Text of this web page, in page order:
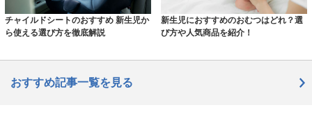
チャイルドシートのおすすめ 新生児か
ら使える選び方を徹底解説
新生児におすすめのおむつはどれ？選
び方や人気商品を紹介！
おすすめ記事一覧を見る